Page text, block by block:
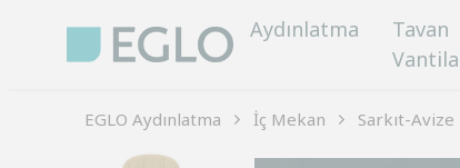
Aydınlatma
Tavan
EGLO Aydınlatma İç Mekan Sarkıt-Avize